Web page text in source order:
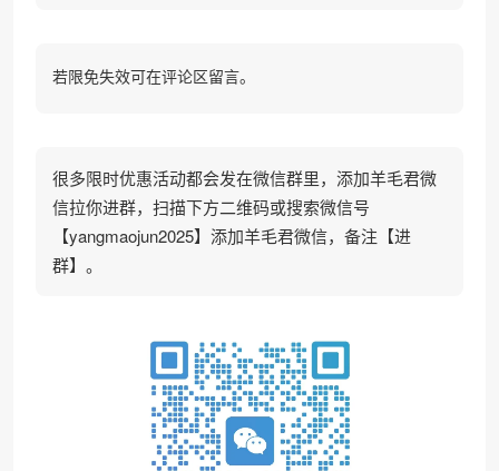
若限免失效可在评论区留言。
很多限时优惠活动都会发在微信群里，添加羊毛君微
信拉你进群，扫描下方二维码或搜索微信号
【yangmaojun2025】添加羊毛君微信，备注【进
群】。